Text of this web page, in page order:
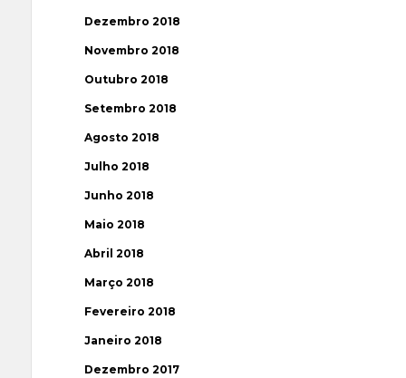
Dezembro 2018
Novembro 2018
Outubro 2018
Setembro 2018
Agosto 2018
Julho 2018
Junho 2018
Maio 2018
Abril 2018
Março 2018
Fevereiro 2018
Janeiro 2018
Dezembro 2017